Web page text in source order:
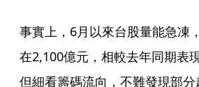
事實上，6月以來台股量能急凍
在2,100億元，相較去年同期表
但細看籌碼流向，不難發現部